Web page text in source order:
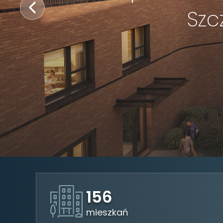
156
mieszkań